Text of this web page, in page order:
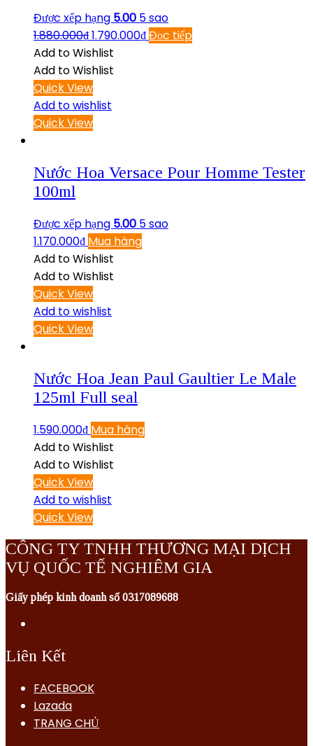
Được xếp hạng 5.00 5 sao
1.880.000₫1.790.000₫Đọc tiếp
Add to Wishlist
Add to Wishlist
Quick View
Add to wishlist
Quick View
Nước Hoa Versace Pour Homme Tester
100ml
Được xếp hạng 5.00 5 sao
1.170.000₫ Mua hàng
Add to Wishlist
Add to Wishlist
Quick View
Add to wishlist
Quick View
Nước Hoa Jean Paul Gaultier Le Male
125ml Full seal
1.590.000₫ Mua hàng
Add to Wishlist
Add to Wishlist
Quick View
Add to wishlist
Quick View
CÔNG TY TNHH THƯƠNG MẠI DỊCH
VỤ QUỐC TẾ NGHIÊM GIA
Giấy phép kinh doanh số 0317089688
Liên Kết
FACEBOOK
Lazada
TRANG CHỦ